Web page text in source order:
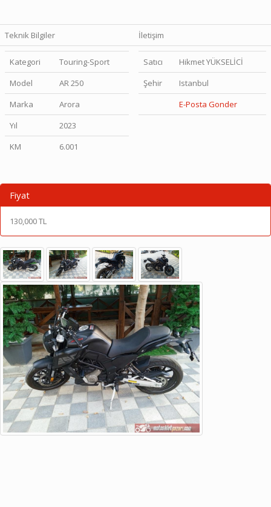
Teknik Bilgiler İletişim
Kategori
Touring-Sport
Model
AR 250
Marka
Arora
Yıl
2023
KM
6.001
Satıcı
Hikmet YÜKSELİCİ
Şehir
Istanbul
E-Posta Gonder
Fiyat
130,000 TL